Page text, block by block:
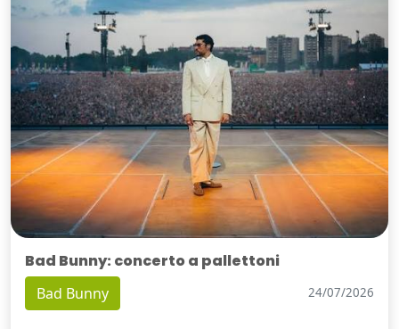
Bad Bunny: concerto a pallettoni
Bad Bunny 24/07/2026